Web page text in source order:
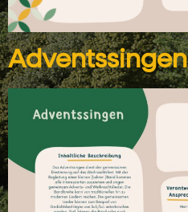
Adventssingen